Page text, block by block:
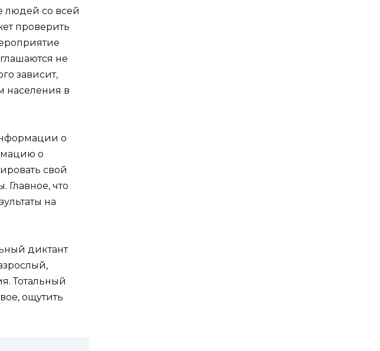
людей со всей
проверить
не
зависит,
населения в
о
о
свой
Главное, что
на
диктант
Тотальный
ощутить